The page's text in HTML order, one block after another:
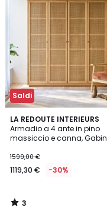
Saldi
LA REDOUTE INTERIEURS
Armadio a 4 ante in pino
massiccio e canna, Gabin
€
Invece
1599,00
€
1599,00 €
1119,30 € -30%
3
/
5
3
/